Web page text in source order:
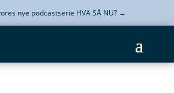
nye podcastserie HVA SÅ NU? →